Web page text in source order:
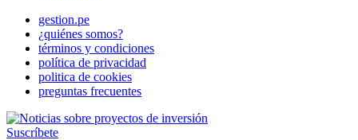
gestion.pe
¿quiénes somos?
términos y condiciones
política de privacidad
politica de cookies
preguntas frecuentes
Suscríbete